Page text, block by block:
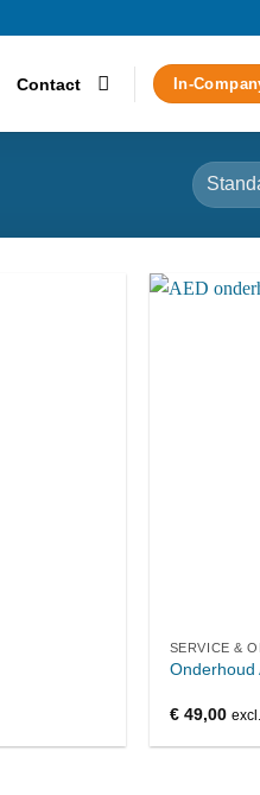
Contact In-
SERVICE &
Onderhoud
€49,00